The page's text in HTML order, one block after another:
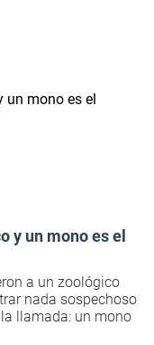
y un mono es el
a un zoológico
nada sospechoso
llamada: un mono